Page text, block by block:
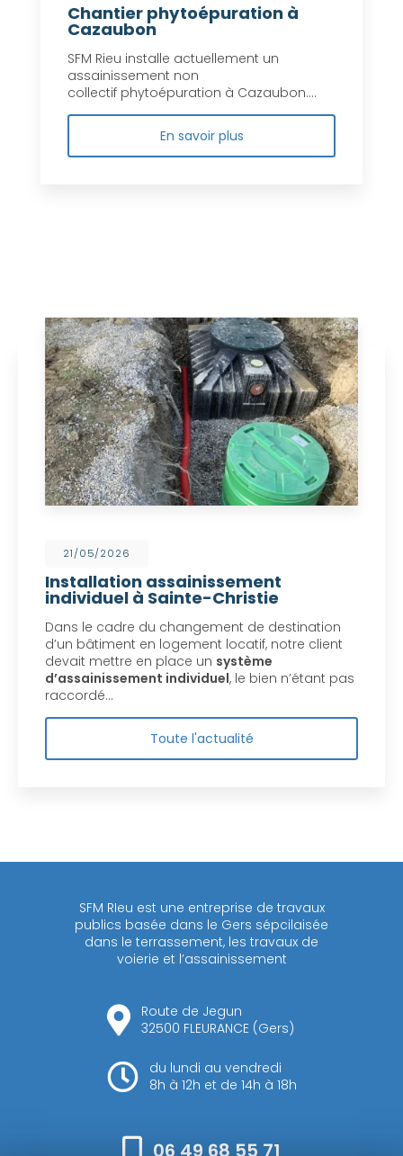
Chantier phytoépuration à
Cazaubon
SFM Rieu installe actuellement un
assainissement non
collectif phytoépuration à Cazaubon....
En savoir plus
21/05/2026
Installation assainissement
individuel à Sainte-Christie
Dans le cadre du changement de destination
d’un bâtiment en logement locatif, notre client
devait mettre en place un système
d’assainissement individuel, le bien n’étant pas
raccordé…
Toute l'actualité
SFM RIeu est une entreprise de travaux
publics basée dans le Gers sépcilaisée
dans le terrassement, les travaux de
voierie et l’assainissement
Route de Jegun
32500 FLEURANCE (Gers)
du lundi au vendredi
8h à 12h et de 14h à 18h
06 49 68 55 71